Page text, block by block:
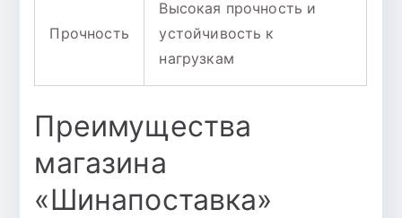
Прочность
Высокая прочность и
устойчивость к
нагрузкам
Преимущества
магазина
«Шинапоставка»